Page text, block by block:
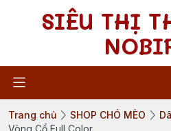
SIÊU THỊ
Trang chủ SHOP CHÓ MÈO
Vòng Cổ Full Color